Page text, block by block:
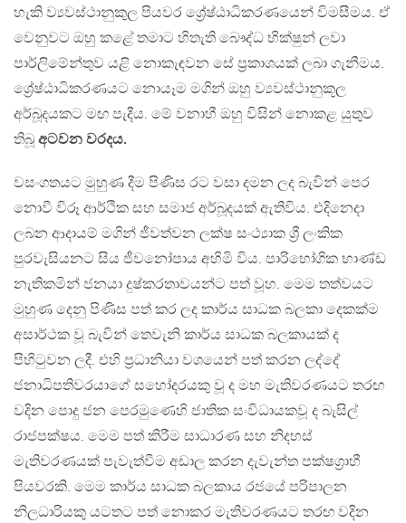
හැකි ව්‍යවස්ථානුකුල පියවර ශ්‍රේෂ්ඨාධිකරණයෙන් විමසීමය. ඒ
වෙනුවට ඔහු කළේ තමාට හිතැති බෞද්ධ භික්ෂුන් ලවා
පාර්ලිමේන්තුව යළි නොකැඳවන සේ ප්‍රකාශයක් ලබා ගැනීමය.
ශ්‍රේෂ්ඨාධිකරණයට නොයෑම මගින් ඔහු ව්‍යවස්ථානුකූල
අර්බූදයකට මඟ පැදීය. මේ වනාහී ඔහු විසින් නොකළ යුතුව
තිබූ අටවන වරදය.
වසංගතයට මුහුණ දීම පිණිස රට වසා දමන ලද බැවින් පෙර
නොවී විරූ ආර්ථික සහ සමාජ අර්බූදයක් ඇතිවිය. එදිනෙදා
ලබන ආදායම් මගින් ජීවත්වන ලක්ෂ සංථ්‍යාක ශ්‍රී ලංකික
පුරවැසියනට සිය ජීවනෝපාය අහිමි විය. පාරිභෝගික භාණ්ඩ
නැතිකමින් ජනයා දුෂ්කරතාවයන්ට පත් වූහ. මෙම තත්වයට
මුහුණ දෙනු පිණිස පත් කර ලද කාර්ය සාධක බලකා දෙකක්ම
අසාර්ථක වූ බැවින් තෙවැනි කාර්ය සාධක බලකායක් ද
පිහිටුවන ලදී. එහි ප්‍රධානියා වශයෙන් පත් කරන ලද්දේ
ජනාධිපතිවරයාගේ සහෝදරයකු වූ ද මහ මැතිවරණයට තරඟ
වදින පොදු ජන පෙරමුණෙහි ජාතික සංවිධායකවූ ද බැසිල්
රාජපක්ෂය. මෙම පත් කිරීම සාධාරණ සහ නිදහස්
මැතිවරණයක් පැවැත්වීම අඩාල කරන දැවැන්ත පක්ෂග්‍රාහී
පියවරකි. මෙම කාර්ය සාධක බලකාය රජයේ පරිපාලන
නිලධාරියකු යටතට පත් නොකර මැතිවරණයට තරඟ වදින